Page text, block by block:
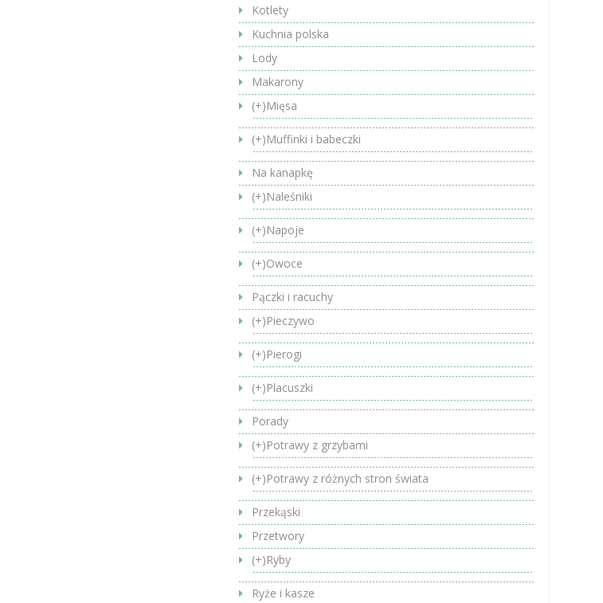
Kotlety
Kuchnia polska
Lody
Makarony
(+)Mięsa
(+)Muffinki i babeczki
Na kanapkę
(+)Naleśniki
(+)Napoje
(+)Owoce
Pączki i racuchy
(+)Pieczywo
(+)Pierogi
(+)Placuszki
Porady
(+)Potrawy z grzybami
(+)Potrawy z różnych stron świata
Przekąski
Przetwory
(+)Ryby
Ryże i kasze